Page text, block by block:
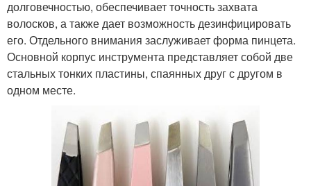
долговечностью, обеспечивает точность захвата
волосков, а также дает возможность дезинфицировать
его. Отдельного внимания заслуживает форма пинцета.
Основной корпус инструмента представляет собой две
стальных тонких пластины, спаянных друг с другом в
одном месте.